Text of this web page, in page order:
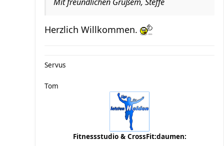
Herzlich Willkommen.
Servus
Tom
Fitnessstudio & CrossFit:daumen: